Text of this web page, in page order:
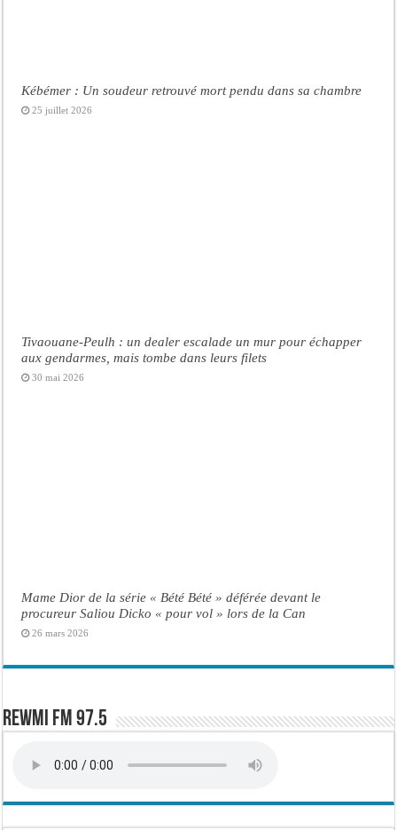
Kébémer : Un soudeur retrouvé mort pendu dans sa chambre
25 juillet 2026
Tivaouane-Peulh : un dealer escalade un mur pour échapper
aux gendarmes, mais tombe dans leurs filets
30 mai 2026
Mame Dior de la série « Bété Bété » déférée devant le
procureur Saliou Dicko « pour vol » lors de la Can
26 mars 2026
Rewmi FM 97.5